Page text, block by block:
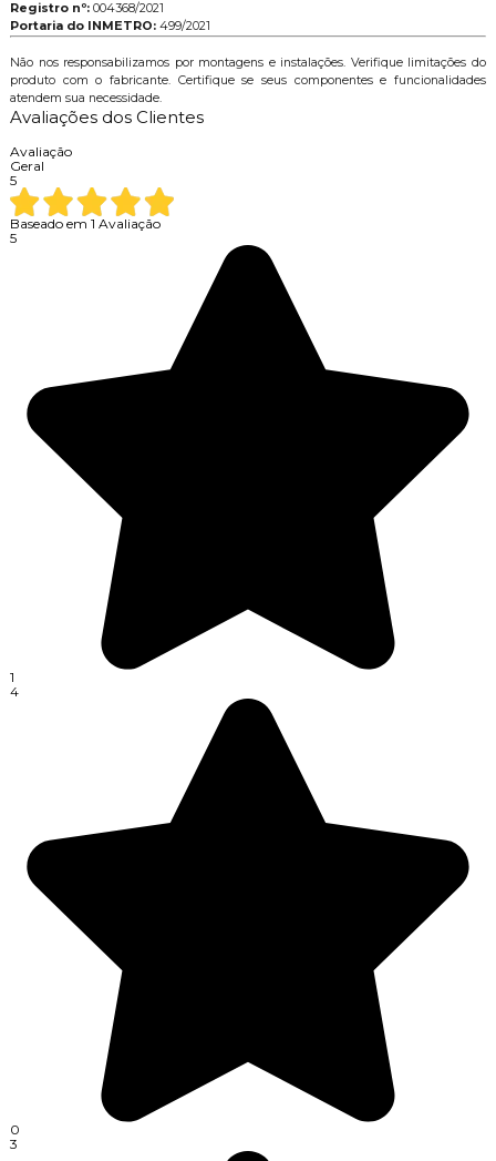
Registro nº:004368/2021
Portaria do INMETRO: 499/2021
Não nos responsabilizamos por montagens e instalações. Verifique limitações do
produto com o fabricante. Certifique se seus componentes e funcionalidades
atendem sua necessidade.
Avaliações dos Clientes
Avaliação
Geral
5
Baseado em 1 Avaliação
5
1
4
0
3